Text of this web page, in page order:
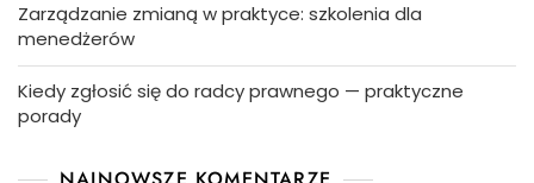
Zarządzanie zmianą w praktyce: szkolenia dla
menedżerów
Kiedy zgłosić się do radcy prawnego — praktyczne
porady